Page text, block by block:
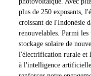
plus de 250 exposants,
croissant de l'Indonésie
renouvelables. Parmi
stockage solaire de
l'électrification rurale et
à l'intelligence